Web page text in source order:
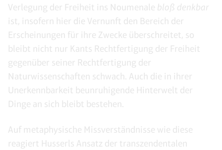
Verlegung der Freiheit ins Noumenale bloß denkbar
ist, insofern hier die Vernunft den Bereich der
Erscheinungen für ihre Zwecke überschreitet, so
bleibt nicht nur Kants Rechtfertigung der Freiheit
gegenüber seiner Rechtfertigung der
Naturwissenschaften schwach. Auch die in ihrer
Unerkennbarkeit beunruhigende Hinterwelt der
Dinge an sich bleibt bestehen.
Auf metaphysische Missverständnisse wie diese
reagiert Husserls Ansatz der transzendentalen